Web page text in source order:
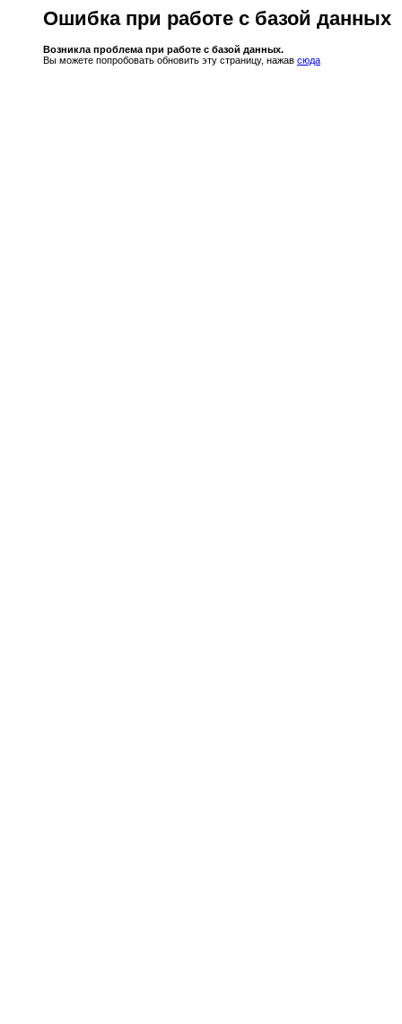
Ошибка при работе с базой данных
Возникла проблема при работе с базой данных.
Вы можете попробовать обновить эту страницу, нажав сюда